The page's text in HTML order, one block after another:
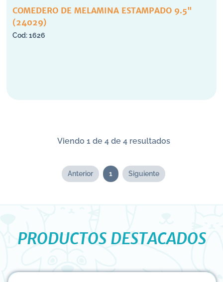
COMEDERO DE MELAMINA ESTAMPADO 9.5"
(24029)
1626
Viendo 1 de 4 de 4 resultados
Anterior 1 Siguiente
PRODUCTOS DESTACADOS